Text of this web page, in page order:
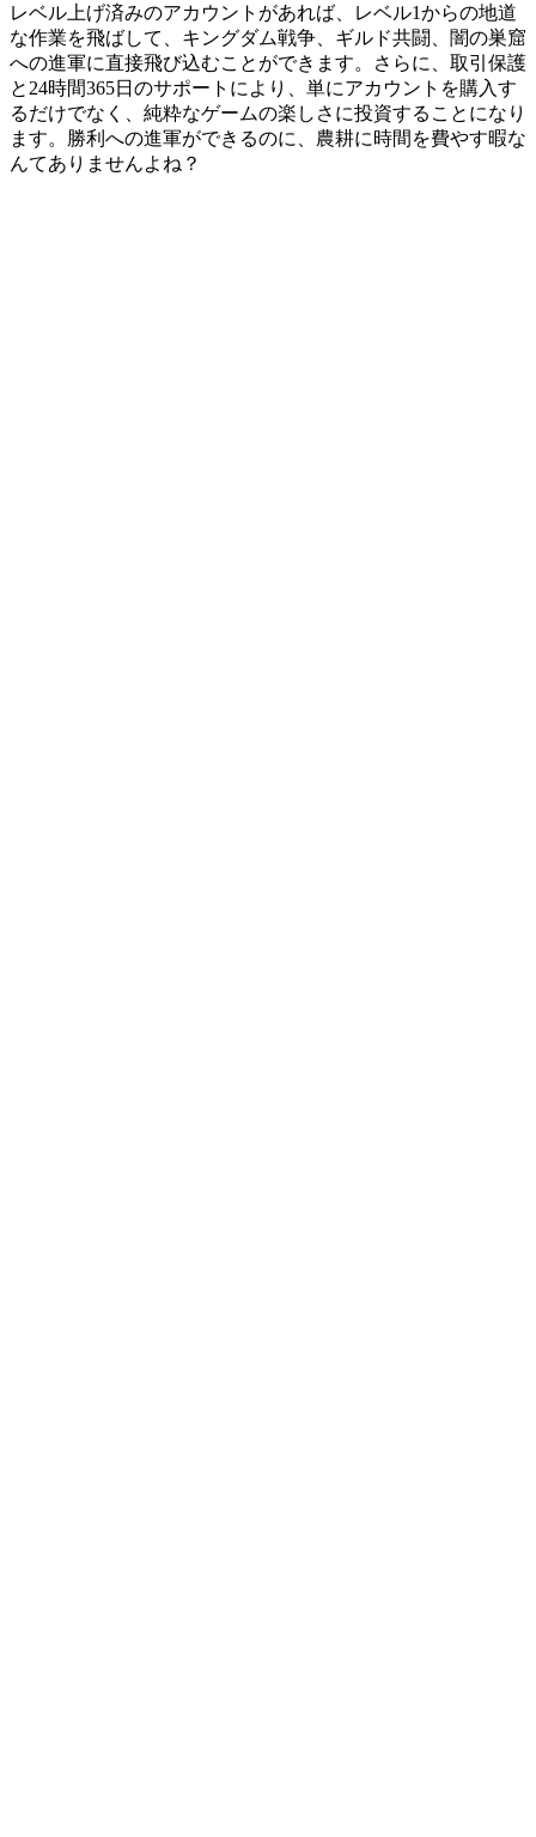
レベル上げ済みのアカウントがあれば、レベル1からの地道
な作業を飛ばして、キングダム戦争、ギルド共闘、闇の巣窟
への進軍に直接飛び込むことができます。さらに、取引保護
と24時間365日のサポートにより、単にアカウントを購入す
るだけでなく、純粋なゲームの楽しさに投資することになり
ます。勝利への進軍ができるのに、農耕に時間を費やす暇な
んてありませんよね？